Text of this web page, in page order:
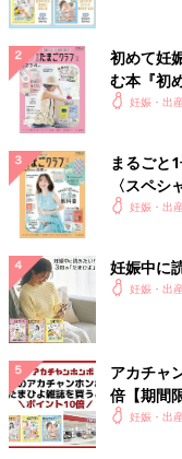
初めて妊
む本『初
妊娠・出
まるごと
〈スペ
妊娠・出
妊娠中に
妊娠・出
アカチャ
倍【期間
妊娠・出